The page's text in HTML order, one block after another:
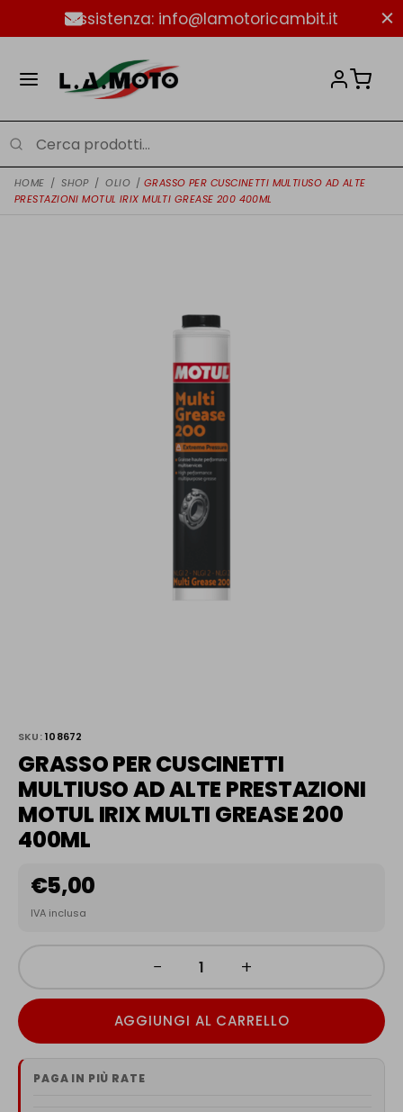
Assistenza: info@lamotoricambit.it
HOME / SHOP / OLIO / GRASSO PER CUSCINETTI MULTIUSO AD ALTE
PRESTAZIONI MOTUL IRIX MULTI GREASE 200 400ML
SKU: 108672
GRASSO PER CUSCINETTI
MULTIUSO AD ALTE PRESTAZIONI
MOTUL IRIX MULTI GREASE 200
400ML
€5,00
IVA inclusa
− +
AGGIUNGI AL CARRELLO
PAGA IN PIÙ RATE